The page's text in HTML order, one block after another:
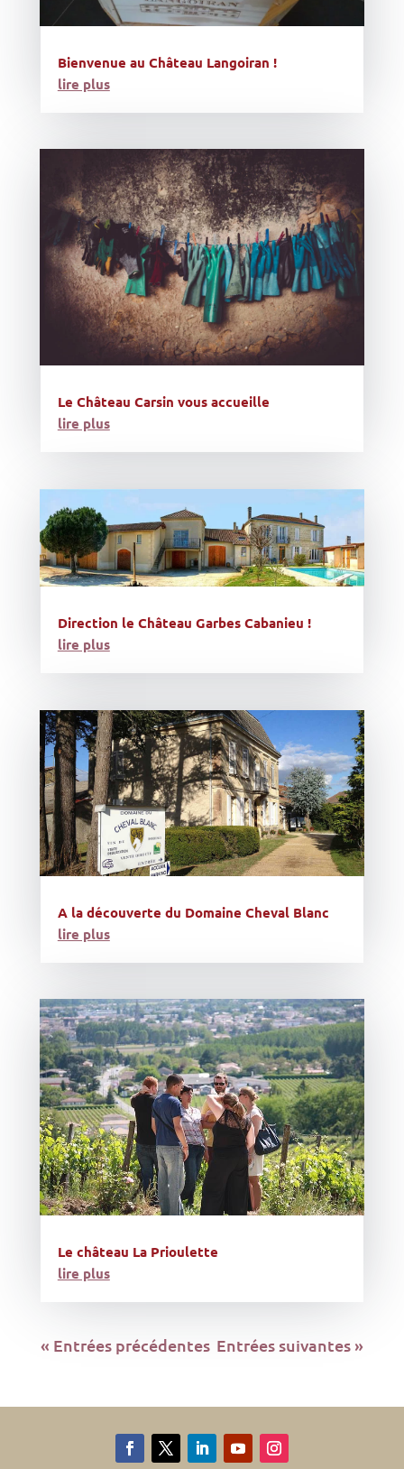
Bienvenue au Château Langoiran !
lire plus
Le Château Carsin vous accueille
lire plus
Direction le Château Garbes Cabanieu !
lire plus
A la découverte du Domaine Cheval Blanc
lire plus
Le château La Prioulette
lire plus
« Entrées précédentes Entrées suivantes »